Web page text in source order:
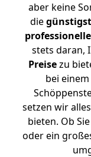
aber keine
die
stets daran,
Preisezu
bei
setzen wir
bieten. Ob
oder ein